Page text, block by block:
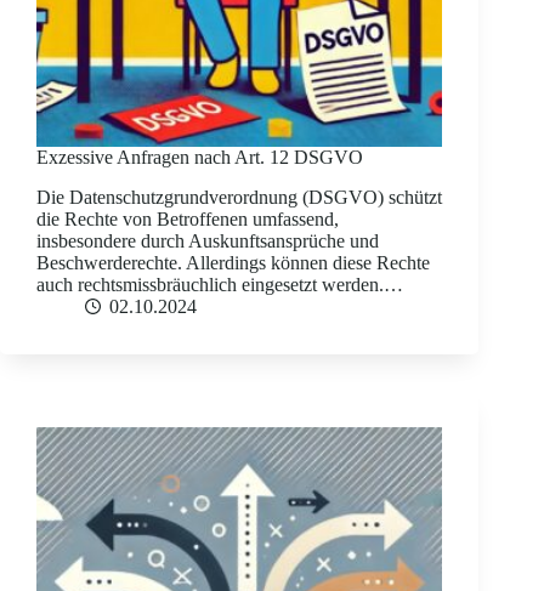
Exzessive Anfragen nach Art. 12 DSGVO
Die Datenschutzgrundverordnung (DSGVO) schützt
die Rechte von Betroffenen umfassend,
insbesondere durch Auskunftsansprüche und
Beschwerderechte. Allerdings können diese Rechte
auch rechtsmissbräuchlich eingesetzt werden.…
02.10.2024